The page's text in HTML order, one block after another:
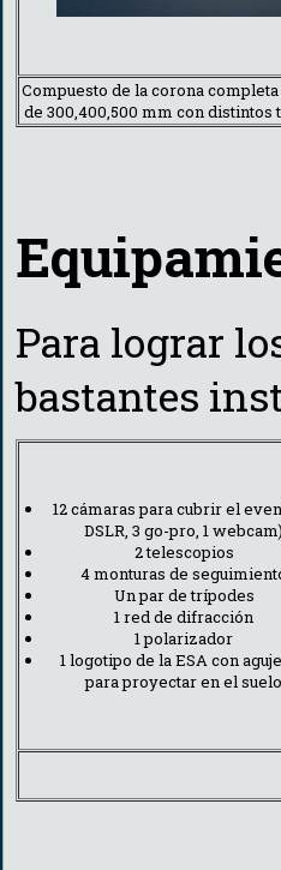
Compuesto de la corona
de 300,400,500 mm con
Para lograr
bastantes
12 cámaras para cubrir el
DSLR, 3 go-pro, 1 webcam)
2 telescopios
4 monturas de
Un par de trípodes
1 red de difracción
1 polarizador
1 logotipo de la ESA con
para proyectar en el suelo